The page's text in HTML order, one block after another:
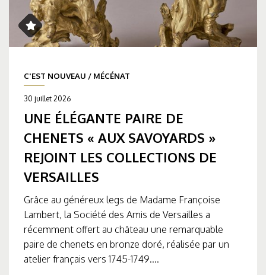
C'EST NOUVEAU / MÉCÉNAT
30 juillet 2026
UNE ÉLÉGANTE PAIRE DE
CHENETS « AUX SAVOYARDS »
REJOINT LES COLLECTIONS DE
VERSAILLES
Grâce au généreux legs de Madame Françoise
Lambert, la Société des Amis de Versailles a
récemment offert au château une remarquable
paire de chenets en bronze doré, réalisée par un
atelier français vers 1745-1749....